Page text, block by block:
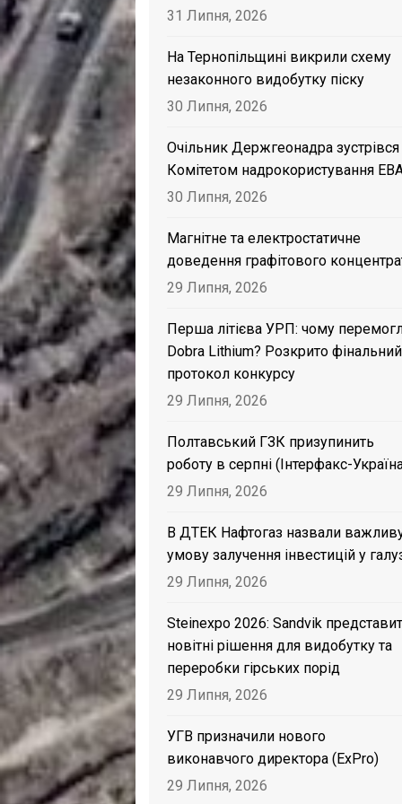
31 Липня, 2026
На Тернопільщині викрили схему
незаконного видобутку піску
30 Липня, 2026
Очільник Держгеонадра зустрівся
Комітетом надрокористування
30 Липня, 2026
Магнітне та електростатичне
доведення графітового
29 Липня, 2026
Перша літієва УРП: чому
Dobra Lithium? Розкрито фінальний
протокол конкурсу
29 Липня, 2026
Полтавський ГЗК призупинить
роботу в серпні (Інтерфакс-
29 Липня, 2026
В ДТЕК Нафтогаз назвали
умову залучення інвестицій у
29 Липня, 2026
Steinexpo 2026: Sandvik
новітні рішення для видобутку та
переробки гірських порід
29 Липня, 2026
УГВ призначили нового
виконавчого директора (ExPro)
29 Липня, 2026